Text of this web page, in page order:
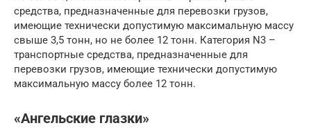
средства, предназначенные для перевозки грузов,
имеющие технически допустимую максимальную массу
свыше 3,5 тонн, но не более 12 тонн. Категория N3 –
транспортные средства, предназначенные для
перевозки грузов, имеющие технически допустимую
максимальную массу более 12 тонн.
«Ангельские глазки»